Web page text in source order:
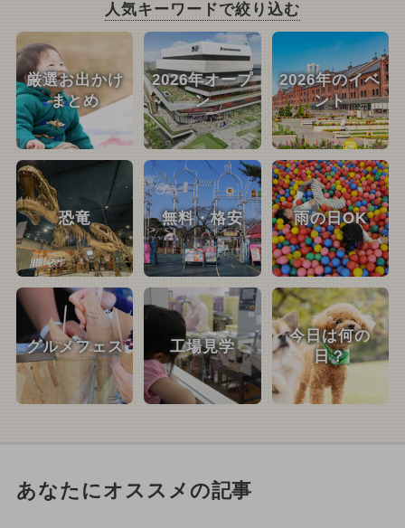
人気キーワードで絞り込む
厳選お出かけ
まとめ
2026年オープ
ン
2026年のイベ
ント
恐竜 無料・格安 雨の日OK
グルメフェス 工場見学
今日は何の
日？
あなたにオススメの記事